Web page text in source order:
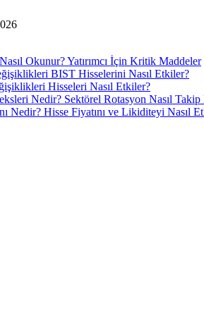
Okunur? Yatırımcı İçin Kritik Maddeler
BIST Hisselerini Nasıl Etkiler?
Hisseleri Nasıl Etkiler?
Nedir? Sektörel Rotasyon Nasıl
Nedir? Hisse Fiyatını ve Likiditeyi Nasıl